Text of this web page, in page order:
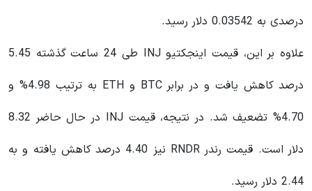
درصدی به 0.03542 دلار رسید.
علاوه بر این، قیمت اینجکتیو INJ طی 24 ساعت گذشته 5.45
درصد کاهش یافت و در برابر BTC و ETH به ترتیب 4.98% و
4.70% تضعیف شد. در نتیجه، قیمت INJ در حال حاضر 8.32
دلار است. قیمت رندر RNDR نیز 4.40 درصد کاهش یافته و به
2.44 دلار رسید.